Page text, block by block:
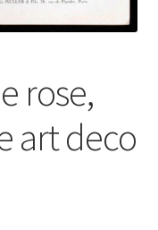
rose,
art deco